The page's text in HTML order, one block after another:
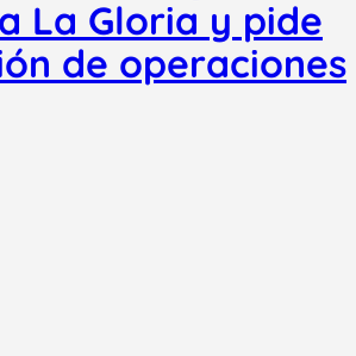
La Gloria y pide
de operaciones